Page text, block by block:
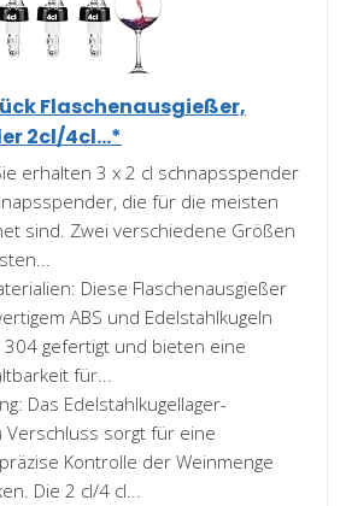
Flaschenausgießer,
2cl/4cl...*
erhalten 3 x 2 cl schnapsspender
die für die meisten
sind. Zwei verschiedene Größen
Diese Flaschenausgießer
ABS und Edelstahlkugeln
gefertigt und bieten eine
für...
Das Edelstahlkugellager-
Verschluss sorgt für eine
Kontrolle der Weinmenge
Die 2 cl/4 cl...